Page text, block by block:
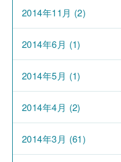
2014年11月 (2)
2014年6月 (1)
2014年5月 (1)
2014年4月 (2)
2014年3月 (61)